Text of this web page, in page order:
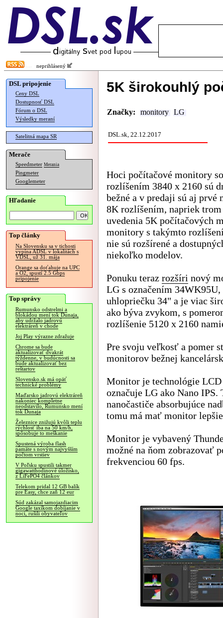
neprihlásený
DSL pripojenie
Ceny DSL
Dostupnosť DSL
Fórum o DSL
Výsledky meraní
Satelitná mapa SR
Merače
Speedmeter Merania
Pingmeter
Googlemeter
Hľadanie
Top články
Na Slovensku sa v tichosti
vypína ADSL v lokalitách s
VDSL, už 31. mája
Orange sa doťahuje na UPC
a O2, spustí 2.5 Gbps
pripojenie
Top správy
Rumunsko odstrelmi a
blokádou mení tok Dunaja,
aby udržalo jadrovú
elektráreň v chode
Joj Play výrazne zdražuje
Chrome sa bude
aktualizovať dvakrát
týždenne, v budúcnosti sa
bude aktualizovať bez
reštartov
Slovensko.sk má opäť
technické problémy
Maďarsko jadrovú elektráreň
nakoniec kompletne
neodstavilo, Rumunsko mení
tok Dunaja
Železnice znižujú kvôli teplu
rýchlosť iba na 50 km/h,
spôsobuje to meškanie
Spustená výroba flash
pamäte s novým najvyšším
počtom vrstiev
V Poľsku spustili takmer
gigawatthodinové úložisko,
z LiFePO4 článkov
Telekom pridal 12 GB balík
pre Easy, chce zaň 12 eur
Súd zakázal samojazdiacim
Google taxíkom dobíjanie v
noci, rušili obyvateľov
5K širokouhlý
Značky: monitory LG
DSL.sk, 22.12.2017
Hoci počítačové monitory
rozlíšením 3840 x 2160 sú
bežné a v predaji sú aj prvé
8K rozlíšením, napriek
uvedenia 5K počítačových
monitory s takýmto
nie sú rozšírené a
niekoľko modelov.
Ponuku teraz rozšíri nový
LG s označením
uhlopriečku 34" a je viac
ako býva zvykom, s
rozlíšenie 5120 x 2160
Pre svoju veľkosť a pomer
monitorov bežnej
Monitor je technológie
označuje LG ako Nano IPS.
nanočastiče absorbujúce
tomu má mať monitor
Monitor je vybavený
možné na ňom zobrazovať
frekvenciou 60 fps.